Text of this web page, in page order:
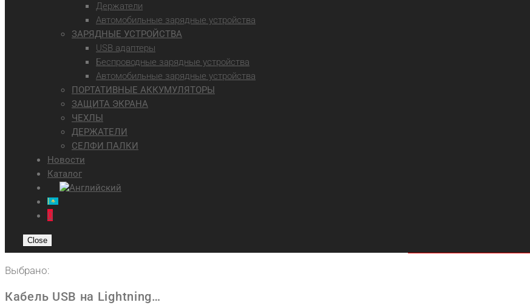
Держатели
Автомобильные зарядные устройства
ЗАРЯДНЫЕ УСТРОЙСТВА
USB адаптеры
Беспроводные зарядные устройства
Автомобильные зарядные устройства
ПОРТАТИВНЫЕ АККУМУЛЯТОРЫ
ЗАЩИТА ЭКРАНА
ЧЕХЛЫ
ДЕРЖАТЕЛИ
СЕЛФИ ПАЛКИ
Новости
Каталог
0
Close
Выбрано:
Кабель USB на Lightning…